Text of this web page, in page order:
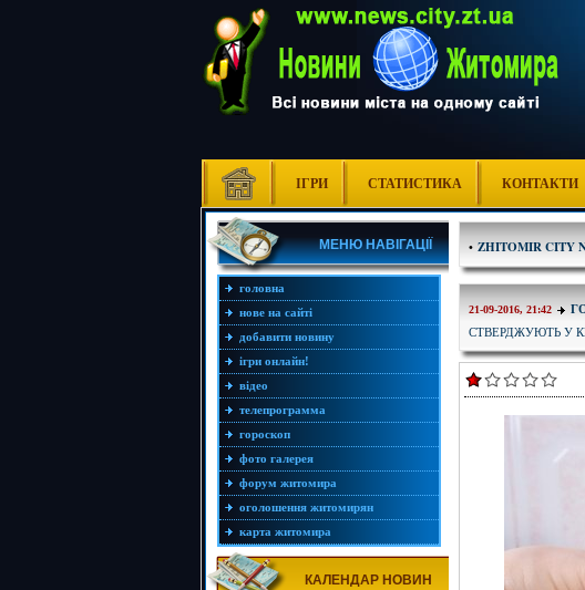
ІГРИ СТАТИСТИКА КОНТАКТИ
МЕНЮ НАВІГАЦІЇ
головна
нове на сайті
добавити новину
ігри онлайн!
відео
телепрограмма
гороскоп
фото галерея
форум житомира
оголошення житомирян
карта житомира
КАЛЕНДАР НОВИН
• ZHITOMIR CITY
21-09-2016, 21:42
СТВЕРДЖУЮТЬ У